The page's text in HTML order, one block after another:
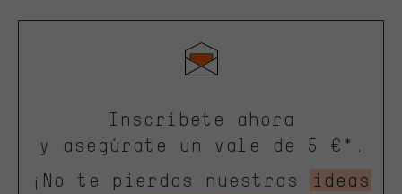
Inscríbete ahora
y asegúrate un vale de 5 €*.
¡No te pierdas nuestras
ideas